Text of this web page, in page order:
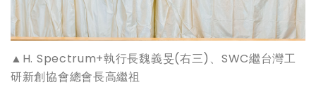
▲H. Spectrum+執行長魏義旻(右三)、SWC繼台灣工
研新創協會總會長高繼祖